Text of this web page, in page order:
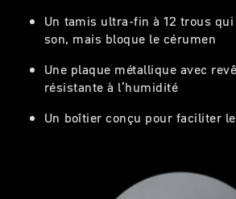
Un tamis ultra-fin à 12 trous
son, mais bloque le cérumen
Une plaque métallique avec
résistante à l’humidité
Un boîtier conçu pour faciliter